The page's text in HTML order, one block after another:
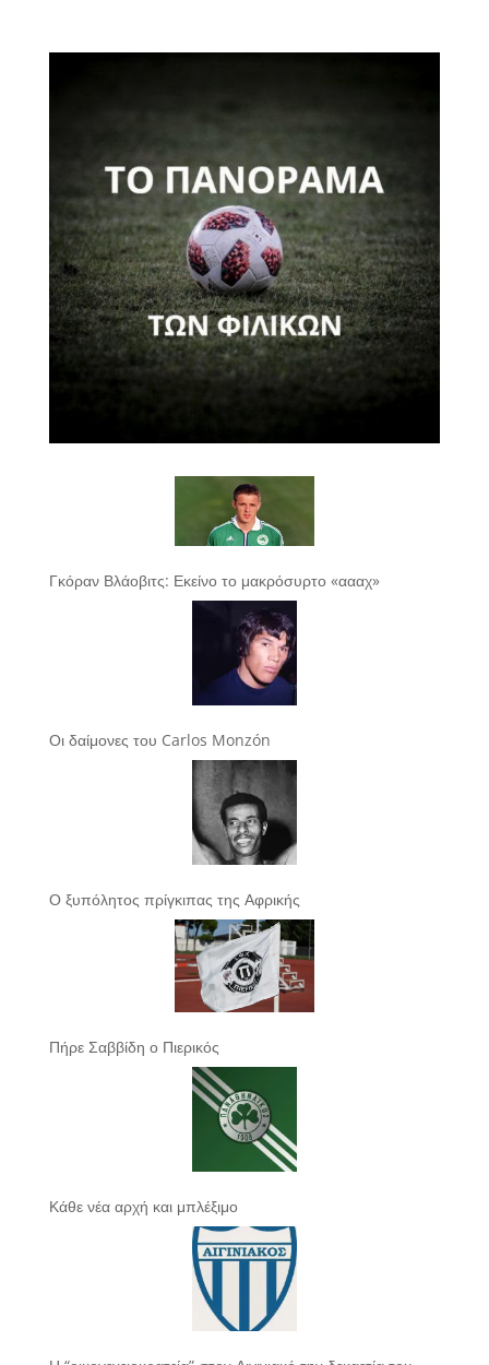
Γκόραν Βλάοβιτς: Εκείνο το μακρόσυρτο «αααχ»
Οι δαίμονες του Carlos Monzón
Ο ξυπόλητος πρίγκιπας της Αφρικής
Πήρε Σαββίδη ο Πιερικός
Κάθε νέα αρχή και μπλέξιμο